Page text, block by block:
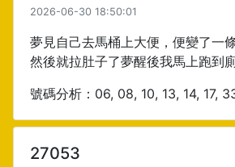
2026-06-30 18:50:01
夢見自己去馬桶上大便，便變了一
然後就拉肚子了夢醒後我馬上跑到
號碼分析：06, 08, 10, 13, 14, 17,
27053